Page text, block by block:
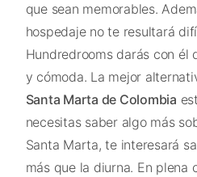
que sean memorables.
hospedaje no te resultará
Hundredrooms darás con él
y cómoda. La mejor
Santa Marta de Colombia
necesitas saber algo más
Santa Marta, te interesará
más que la diurna. En